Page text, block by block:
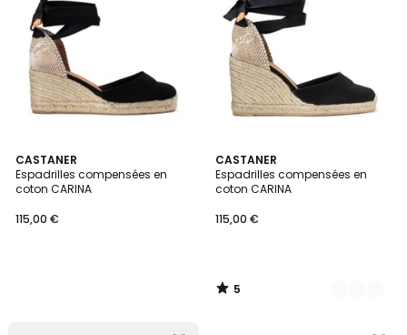
CASTANER
Espadrilles compensées en
coton CARINA
115,00 €
CASTANER
Espadrilles compensées en
coton CARINA
115,00 €
5
/
5
2
Couleurs
5
/